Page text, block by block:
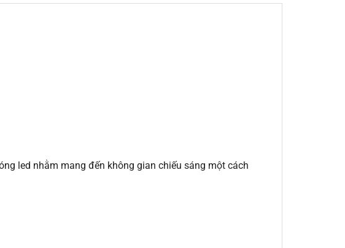
led nhằm mang đến không gian chiếu sáng một cách